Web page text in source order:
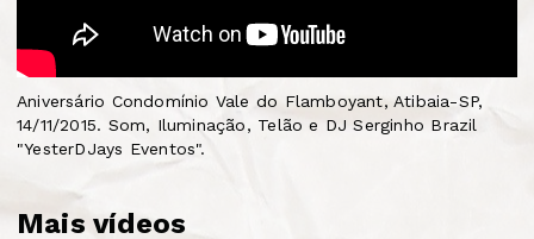
Mais vídeos
Aniversário Condomínio Vale do Flamboyant, Atibaia-SP,
14/11/2015. Som, Iluminação, Telão e DJ Serginho Brazil
"YesterDJays Eventos".